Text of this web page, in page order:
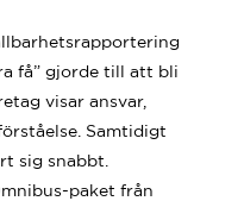
få” gjorde till att bli
visar ansvar,
Samtidigt
sig snabbt.
paket från